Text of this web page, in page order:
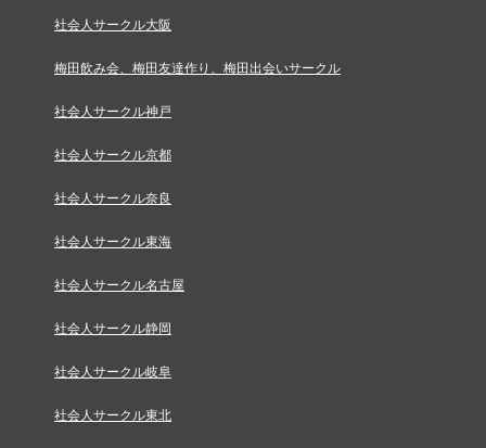
社会人サークル大阪
梅田飲み会、梅田友達作り、梅田出会いサークル
社会人サークル神戸
社会人サークル京都
社会人サークル奈良
社会人サークル東海
社会人サークル名古屋
社会人サークル静岡
社会人サークル岐阜
社会人サークル東北